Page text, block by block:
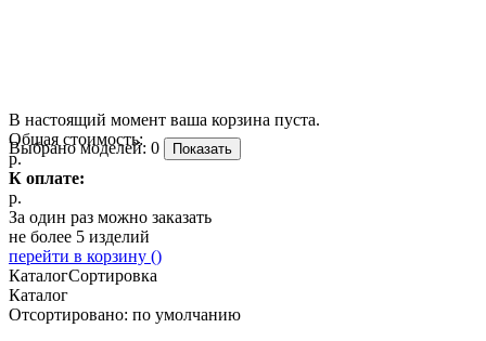
В настоящий момент ваша корзина пуста.
Общая стоимость:
р.
К оплате:
р.
За один раз можно заказать
не более 5 изделий
перейти в корзину ()
КаталогСортировка
Каталог
Отсортировано: по умолчанию
Выбрано моделей: 0